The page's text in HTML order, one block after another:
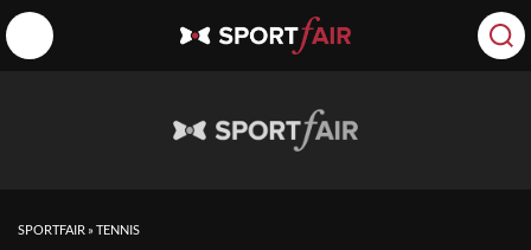
SPORTFAIR »TENNIS